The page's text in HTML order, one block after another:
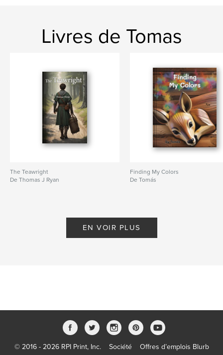
Livres de Tomas
The Teawright
De Thomas J Ryan
Finding My Colors
De Tomás
EN VOIR PLUS
© 2016 - 2026 RPI Print, Inc. Société Offres d’emplois Blurb